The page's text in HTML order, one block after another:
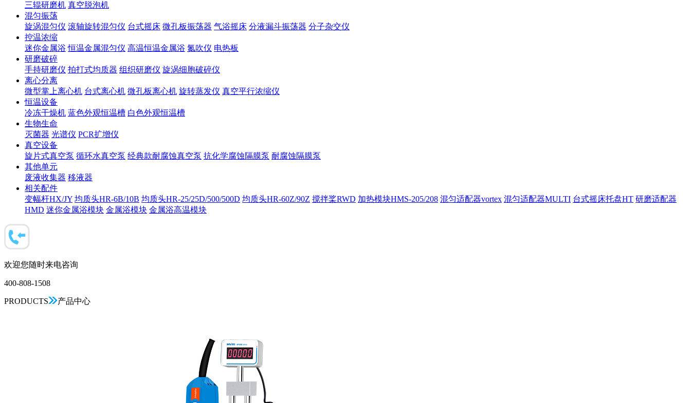
三辊研磨机 真空脱泡机
混匀振荡
旋涡混匀仪 滚轴旋转混匀仪 台式摇床 微孔板振荡器 气浴摇床 分液漏斗振荡器 分子杂交仪
控温浓缩
迷你金属浴 恒温金属混匀仪 高温恒温金属浴 氮吹仪 电热板
研磨破碎
手持研磨仪 拍打式均质器 组织研磨仪 旋涡细胞破碎仪
离心分离
微型掌上离心机 台式离心机 微孔板离心机 旋转蒸发仪 真空平行浓缩仪
恒温设备
冷冻干燥机 蓝色外观恒温槽 白色外观恒温槽
生物生命
灭菌器 光谱仪 PCR扩增仪
真空设备
旋片式真空泵 循环水真空泵 经典款耐腐蚀真空泵 抗化学腐蚀隔膜泵 耐腐蚀隔膜泵
其他单元
废液收集器 移液器
相关配件
变幅杆HX/JY 均质头HR-6B/10B 均质头HR-25/25D/500/500D 均质头HR-60Z/90Z 搅拌桨RWD 加热模块HMS-205/208 混匀适配器vortex 混匀适配器MULTI 台式摇床托盘HT 研磨适配器
HMD 迷你金属浴模块 金属浴模块 金属浴高温模块
欢迎您随时来电咨询
400-808-1508
PRODUCTS 产品中心